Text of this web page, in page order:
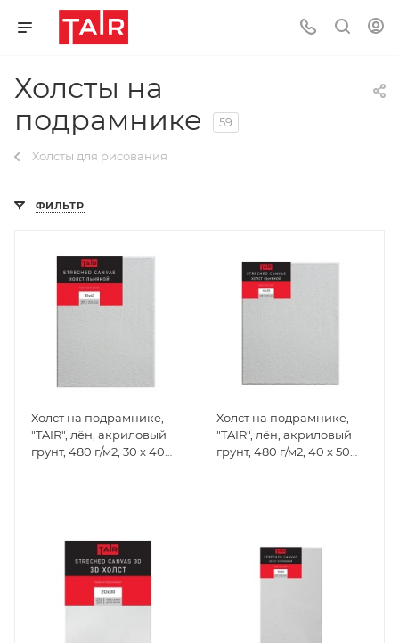
Холсты на
подрамнике
59
Холсты для рисования
ФИЛЬТР
Холст на подрамнике,
"TAIR", лён, акриловый
грунт, 480 г/м2, 30 х 40
Холст на подрамнике,
"TAIR", лён, акриловый
грунт, 480 г/м2, 40 х 50